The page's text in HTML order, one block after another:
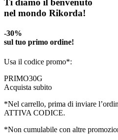
Ti diamo il benvenuto
nel mondo Rikorda!
-30%
sul tuo primo ordine!
Usa il codice promo*:
PRIMO30G
Acquista subito
*Nel carrello, prima di inviare
ATTIVA CODICE.
*Non cumulabile con altre